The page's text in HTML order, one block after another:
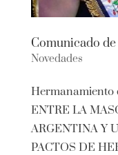
Comunicado
Novedades
Hermanamiento
ENTRE LA
ARGENTINA Y
PACTOS DE